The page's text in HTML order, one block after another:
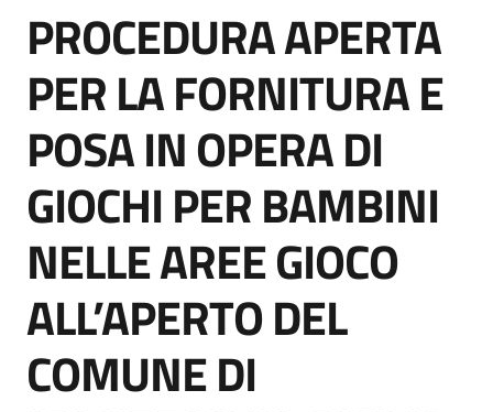
e
strumenti
acquisto
Supporto
Piattaforme
telematiche
Salta al contenuto
PROCEDURA APERTA
PER LA FORNITURA E
POSA IN OPERA DI
GIOCHI PER BAMBINI
NELLE AREE GIOCO
ALL’APERTO DEL
COMUNE DI